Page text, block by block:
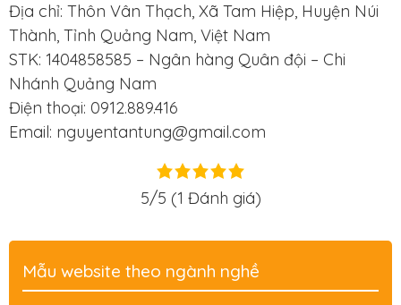
Địa chỉ: Thôn Vân Thạch, Xã Tam Hiệp, Huyện Núi
Thành, Tỉnh Quảng Nam, Việt Nam
STK: 1404858585 – Ngân hàng Quân đội – Chi
Nhánh Quảng Nam
Điện thoại: 0912.889.416
Email: nguyentantung@gmail.com
5/5 (1 Đánh giá)
Mẫu website theo ngành nghề